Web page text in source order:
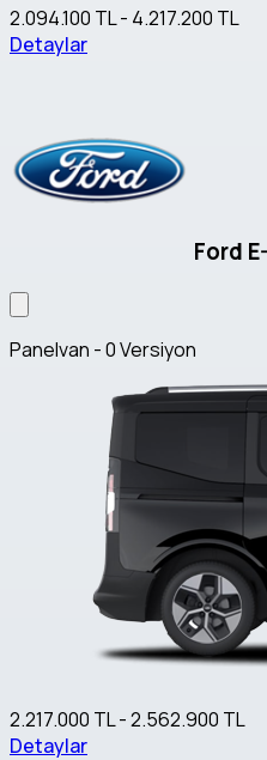
2.094.100 TL - 4.217.200 TL
Detaylar
Ford
Panelvan - 0 Versiyon
2.217.000 TL - 2.562.900 TL
Detaylar